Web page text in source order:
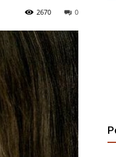
0
2670